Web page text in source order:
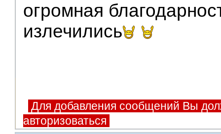
огромная
излечились
Для добавления сообщений Вы
авторизоваться